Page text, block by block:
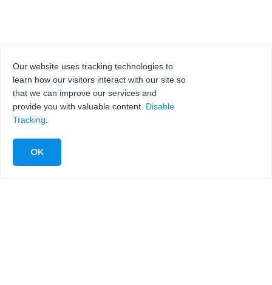
Our website uses tracking technologies to
learn how our visitors interact with our site so
that we can improve our services and
provide you with valuable content. Disable
Tracking